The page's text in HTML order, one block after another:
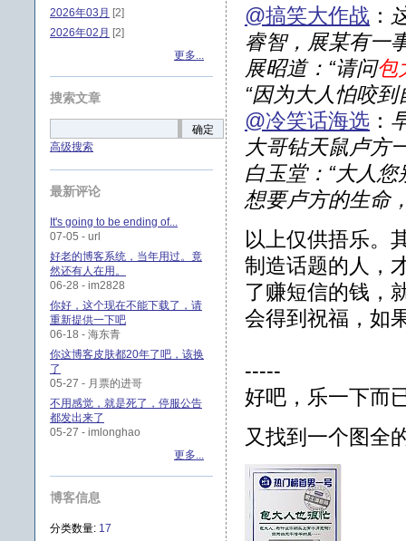
@搞笑大作战 ：
睿智，展某有一
展昭道：“请问包
“因为大人怕咬到
@冷笑话海选 ：
大哥钻天鼠卢方
白玉堂：“大人
想要卢方的生命
以上仅供捂乐。
制造话题的人，
了赚短信的钱，
会得到祝福，如
-----
好吧，乐一下而
又找到一个图全
2026年03月 [2]
2026年02月 [2]
更多...
搜索文章
确定
高级搜索
最新评论
It's going to be ending of...
07-05 - url
好老的博客系统，当年用过。竟
然还有人在用。
06-28 - im2828
你好，这个现在不能下载了，请
重新提供一下吧
06-18 - 海东青
你这博客皮肤都20年了吧，该换
了
05-27 - 月票的进哥
不用感觉，就是死了，停服公告
都发出来了
05-27 - imlonghao
更多...
博客信息
分类数量: 17